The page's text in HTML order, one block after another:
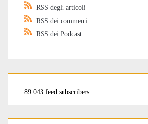
RSS degli articoli
RSS dei commenti
RSS dei Podcast
89.043 feed subscribers